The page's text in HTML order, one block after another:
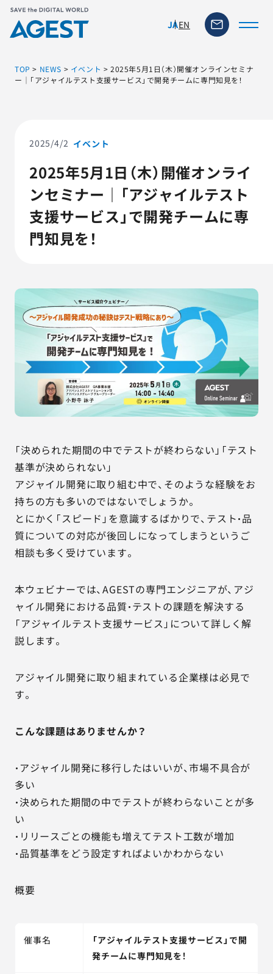
JAEN
ソリューション・サービス
脆弱性リスク管理ツール
TFACT (AIテストツール)
ニュース
セミナー・イベント
事例紹介
品質コラム
会社情報
サービス詳細資料
サービスお問い合わせ専用番号
03-6865-4864
（平日9:30〜18:00）
※その他のご連絡は03-5333-1246
TOP > NEWS > イベント >2025年5月1日（木）開催オンラインセミナ
ー｜「アジャイルテスト支援サービス」で開発チームに専門知見を！
2025/4/2 イベント
2025年5月1日（木）開催オンライ
ンセミナー｜「アジャイルテスト
支援サービス」で開発チームに専
門知見を！
「決められた期間の中でテストが終わらない」「テスト
基準が決められない」
アジャイル開発に取り組む中で、そのような経験をお
持ちの方も多いのではないでしょうか。
とにかく「スピード」を意識するばかりで、テスト・品
質についての対応が後回しになってしまうというご
相談も多く受けています。
本ウェビナーでは、AGESTの専門エンジニアが、アジ
ャイル開発における品質・テストの課題を解決する
「アジャイルテスト支援サービス」について詳しく解
説します。
アジャイル開発に取り組まれている企業様は必見で
す。
こんな課題はありませんか？
・アジャイル開発に移行したはいいが、市場不具合が
多い
・決められた期間の中でテストが終わらないことが多
い
・リリースごとの機能も増えてテスト工数が増加
・品質基準をどう設定すればよいかわからない
概要
催事名
「アジャイルテスト支援サービス」で開
発チームに専門知見を！